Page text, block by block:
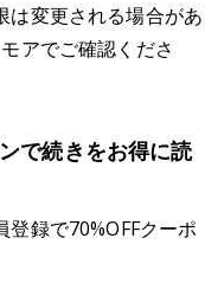
変更される場合があ
アでご確認くださ
で続きをお得に読
録で70%OFFクーポ